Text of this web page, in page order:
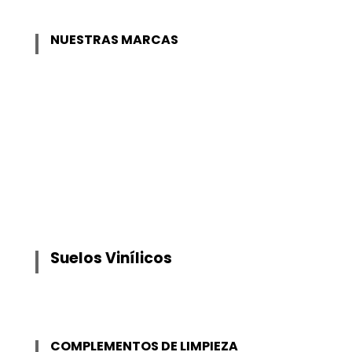
NUESTRAS MARCAS
Suelos Vinílicos
COMPLEMENTOS DE LIMPIEZA